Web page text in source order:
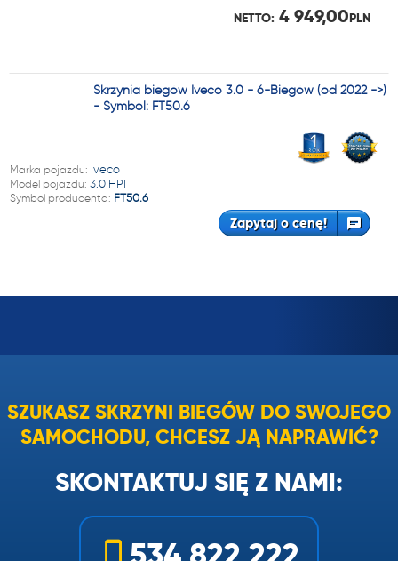
NETTO: 4 949,00PLN
Skrzynia biegów Iveco 3.0 - 6-Biegów (od 2022 ->)
- Symbol: FT50.6
Marka pojazdu: Iveco
Model pojazdu: 3.0 HPI
Symbol producenta: FT50.6
Zapytaj o cenę!
SZUKASZ SKRZYNI BIEGÓW DO SWOJEGO
SAMOCHODU, CHCESZ JĄ NAPRAWIĆ?
SKONTAKTUJ SIĘ Z NAMI: